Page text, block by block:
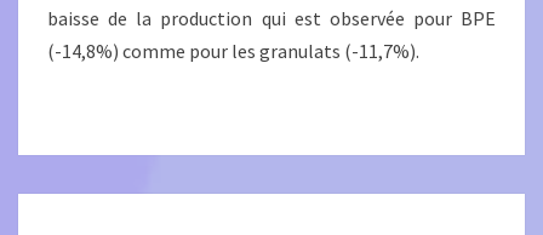
baisse de la production qui est observée pour BPE
(-14,8%) comme pour les granulats (-11,7%).